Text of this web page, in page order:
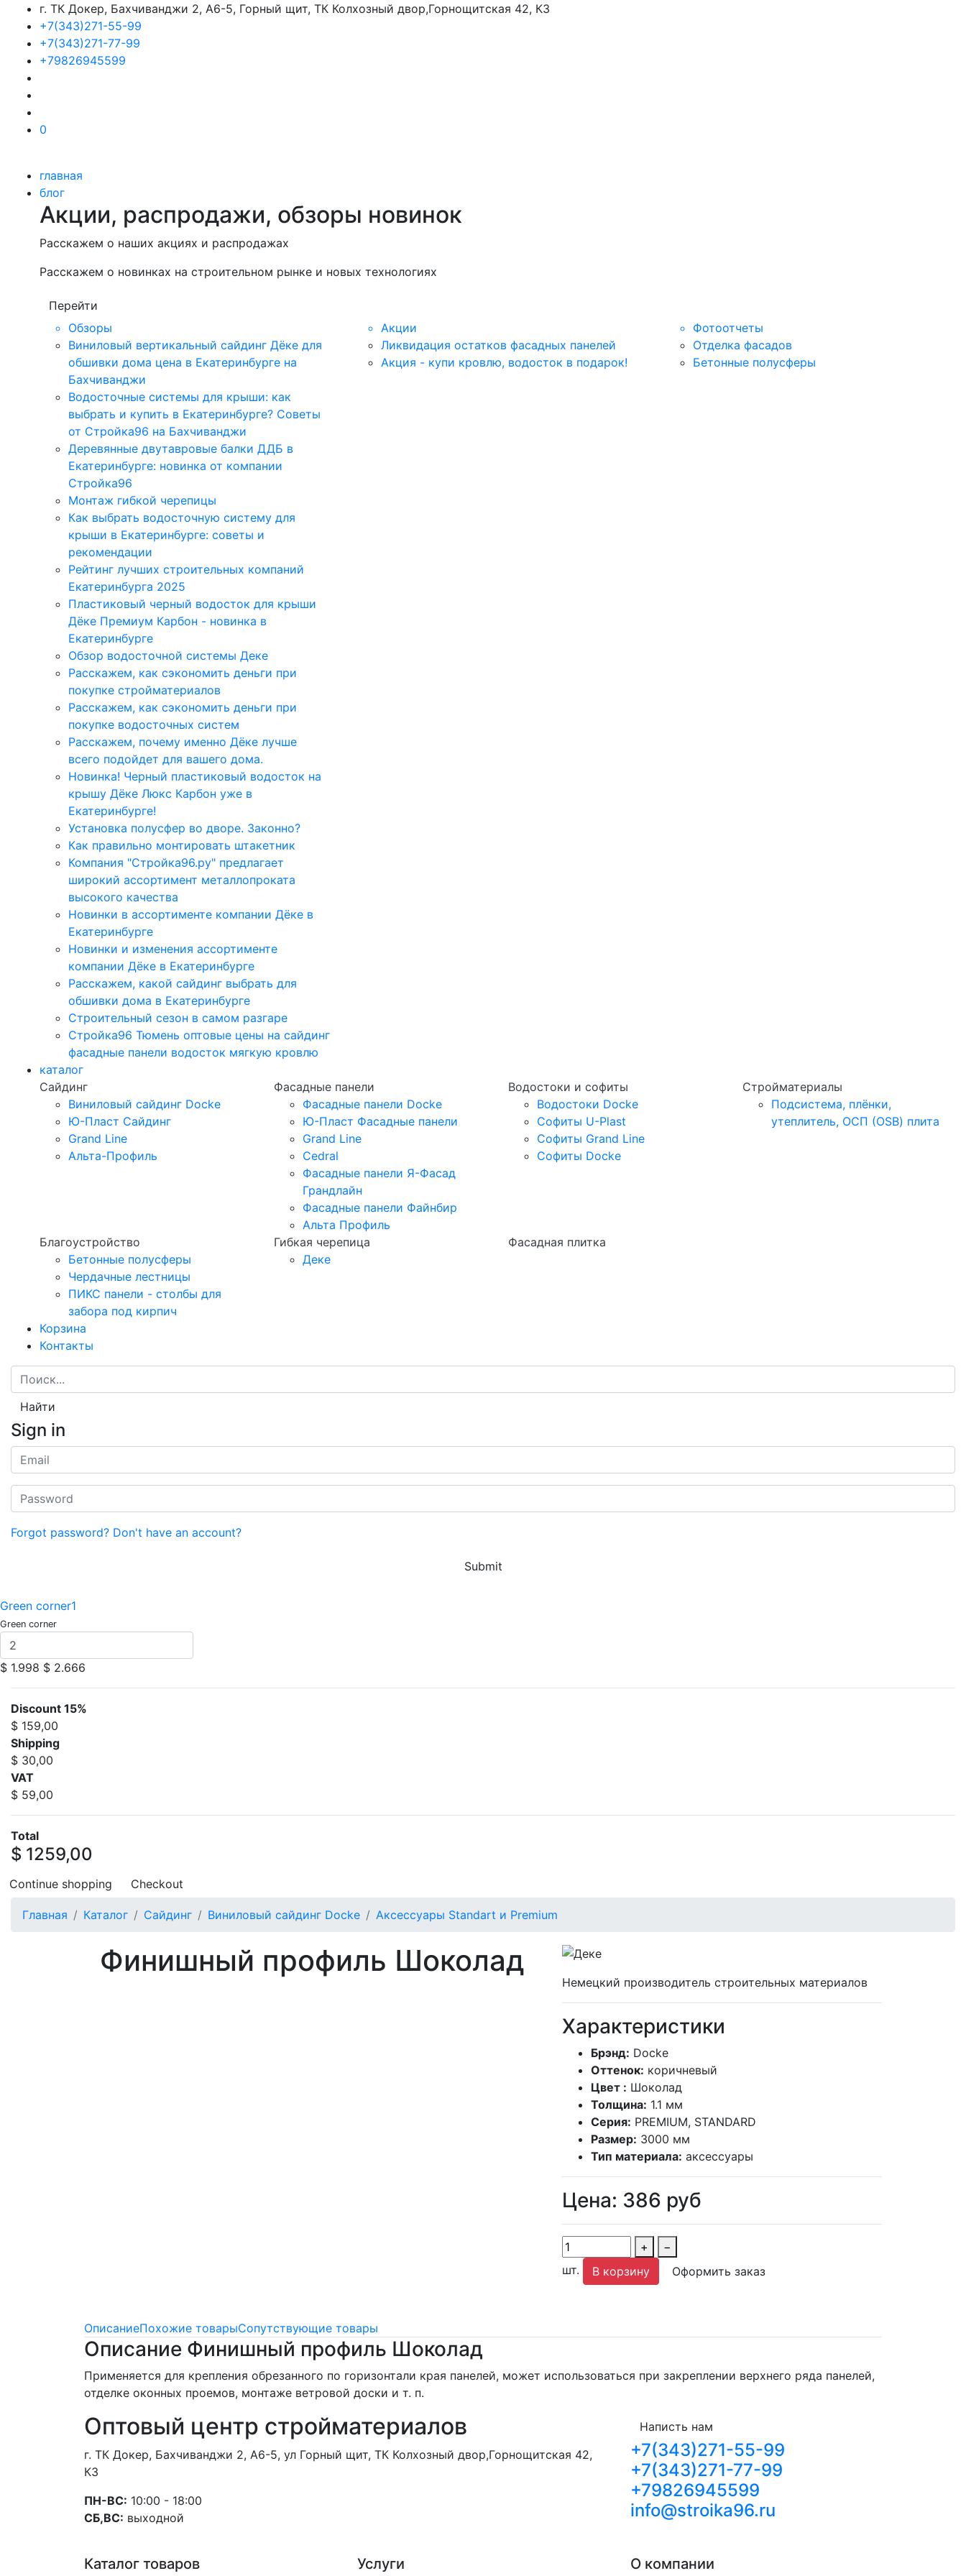
г. ТК Докер, Бахчиванджи 2, А6-5, Горный щит, ТК Колхозный двор,Горнощитская 42, К3
+7(343)271-55-99
+7(343)271-77-99
+79826945599
0
главная
блог
Акции, распродажи, обзоры новинок
Расскажем о наших акциях и распродажах
Расскажем о новинках на строительном рынке и новых технологиях
Перейти
Обзоры
Виниловый вертикальный сайдинг Дёке для
обшивки дома цена в Екатеринбурге на
Бахчиванджи
Водосточные системы для крыши: как
выбрать и купить в Екатеринбурге? Советы
от Стройка96 на Бахчиванджи
Деревянные двутавровые балки ДДБ в
Екатеринбурге: новинка от компании
Стройка96
Монтаж гибкой черепицы
Как выбрать водосточную систему для
крыши в Екатеринбурге: советы и
рекомендации
Рейтинг лучших строительных компаний
Екатеринбурга 2025
Пластиковый черный водосток для крыши
Дёке Премиум Карбон - новинка в
Екатеринбурге
Обзор водосточной системы Деке
Расскажем, как сэкономить деньги при
покупке стройматериалов
Расскажем, как сэкономить деньги при
покупке водосточных систем
Расскажем, почему именно Дёке лучше
всего подойдет для вашего дома.
Новинка! Черный пластиковый водосток на
крышу Дёке Люкс Карбон уже в
Екатеринбурге!
Установка полусфер во дворе. Законно?
Как правильно монтировать штакетник
Компания "Стройка96.ру" предлагает
широкий ассортимент металлопроката
высокого качества
Новинки в ассортименте компании Дёке в
Екатеринбурге
Новинки и изменения ассортименте
компании Дёке в Екатеринбурге
Расскажем, какой сайдинг выбрать для
обшивки дома в Екатеринбурге
Строительный сезон в самом разгаре
Стройка96 Тюмень оптовые цены на сайдинг
фасадные панели водосток мягкую кровлю
Акции
Ликвидация остатков фасадных панелей
Акция - купи кровлю, водосток в подарок!
Фотоотчеты
Отделка фасадов
Бетонные полусферы
каталог
Сайдинг
Виниловый сайдинг Docke
Ю-Пласт Сайдинг
Grand Line
Альта-Профиль
Фасадные панели
Фасадные панели Docke
Ю-Пласт Фасадные панели
Grand Line
Cedral
Фасадные панели Я-Фасад
Грандлайн
Фасадные панели Файнбир
Альта Профиль
Водостоки и софиты
Водостоки Docke
Софиты U-Plast
Софиты Grand Line
Софиты Docke
Стройматериалы
Подсистема, плёнки,
утеплитель, ОСП (OSB) плита
Благоустройство
Бетонные полусферы
Чердачные лестницы
ПИКС панели - столбы для
забора под кирпич
Гибкая черепица
Деке
Фасадная плитка
Корзина
Контакты
Найти
Sign in
Forgot password? Don't have an account?
Submit
Green corner1
Green corner
$ 1.998 $ 2.666
Discount 15%
$ 159,00
Shipping
$ 30,00
VAT
$ 59,00
Total
$ 1259,00
Continue shopping Checkout
Главная Каталог Сайдинг Виниловый сайдинг Docke Аксессуары Standart и Premium
Финишный профиль Шоколад
Немецкий производитель строительных материалов
Характеристики
Брэнд: Docke
Оттенок: коричневый
Цвет : Шоколад
Толщина: 1.1 мм
Серия: PREMIUM, STANDARD
Размер: 3000 мм
Тип материала: аксессуары
Цена: 386 руб
+
−
шт.
В корзину Оформить заказ
ОписаниеПохожие товарыСопутствующие товары
Описание Финишный профиль Шоколад
Применяется для крепления обрезанного по горизонтали края панелей, может использоваться при закреплении верхнего ряда панелей,
отделке оконных проемов, монтаже ветровой доски и т. п.
Оптовый центр стройматериалов
г. ТК Докер, Бахчиванджи 2, А6-5, ул Горный щит, ТК Колхозный двор,Горнощитская 42,
К3
ПН-ВС: 10:00 - 18:00
СБ,ВС: выходной
Написть нам
+7(343)271-55-99
+7(343)271-77-99
+79826945599
info@stroika96.ru
Каталог товаров Услуги О компании